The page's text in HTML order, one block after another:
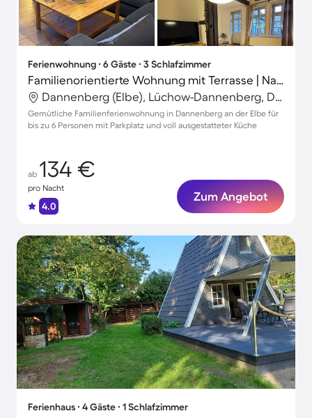
Ferienwohnung ∙ 6 Gäste ∙ 3 Schlafzimmer
Familienorientierte Wohnung mit Terrasse | Naturblick
Dannenberg (Elbe), Lüchow-Dannenberg, Deutschland
Gemütliche Familienferienwohnung in Dannenberg an der Elbe für
bis zu 6 Personen mit Parkplatz und voll ausgestatteter Küche
ab 134 €
pro Nacht
4.0
Zum Angebot
Ferienhaus ∙ 4 Gäste ∙ 1 Schlafzimmer